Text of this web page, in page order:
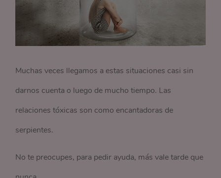
Muchas veces llegamos a estas situaciones casi sin
darnos cuenta o luego de mucho tiempo. Las
relaciones tóxicas son como encantadoras de
serpientes.
No te preocupes, para pedir ayuda, más vale tarde que